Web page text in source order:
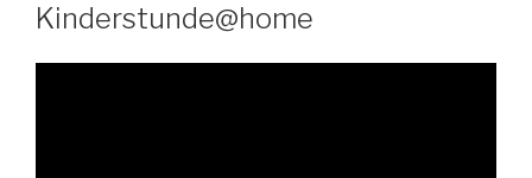
Kinderstunde@home